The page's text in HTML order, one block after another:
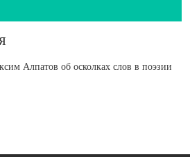
Алпатов об осколках слов в поэзии